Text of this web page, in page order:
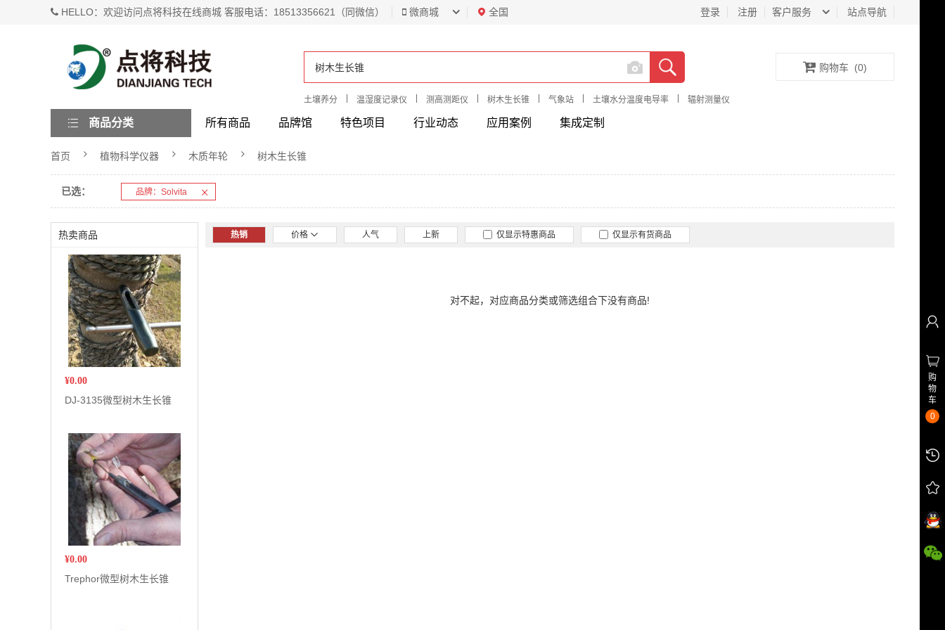
HELLO：欢迎访问点将科技在线商城 客服电话：18513356621（同微信） 微商城 全国 客户服务 站点导航
登录 注册
土壤养分 温湿度记录仪 测高测距仪 树木生长锥 气象站 土壤水分温度电导率 辐射测量仪
购物车 (0)
所有商品 品牌馆 特色项目 行业动态 应用案例 集成定制
商品分类
首页 植物科学仪器 木质年轮 树木生长锥
已选： 品牌：Solvita
热卖商品
¥0.00
DJ-3135微型树木生长锥
¥0.00
Trephor微型树木生长锥
热销 价格 人气 上新 仅显示特惠商品 仅显示有货商品
对不起，对应商品分类或筛选组合下没有商品!
购
物
车
0